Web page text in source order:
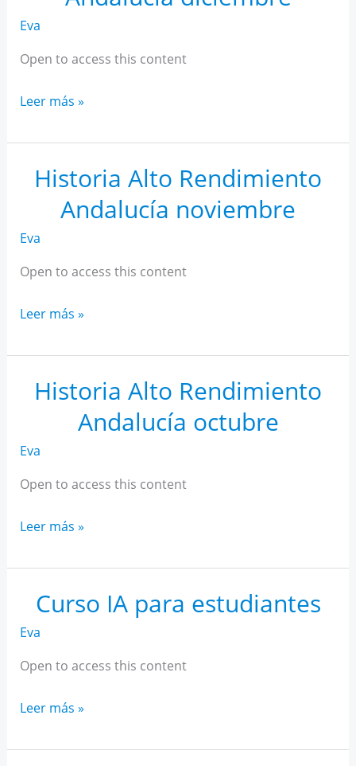
Eva
Open to access this content
Historia
Rendimiento
Andalucía
diciembre
Leer más »
Historia Alto Rendimiento
Andalucía noviembre
Eva
Open to access this content
Historia
Rendimiento
Andalucía
noviembre
Leer más »
Historia Alto Rendimiento
Andalucía octubre
Eva
Open to access this content
Historia
Rendimiento
Andalucía
octubre
Leer más »
Curso IA para estudiantes
Eva
Open to access this content
Curso
para
Leer más »